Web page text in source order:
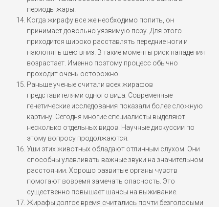
периоды жары.
Когда жирафу все же необходимо попить, он
принимает довольно уязвимую позу. Для этого
приходится широко расставлять передние ноги и
наклонять шею вниз. В такие моменты риск нападения
возрастает. Именно поэтому процесс обычно
проходит очень осторожно.
Раньше ученые считали всех жирафов
представителями одного вида. Современные
генетические исследования показали более сложную
картину. Сегодня многие специалисты выделяют
несколько отдельных видов. Научные дискуссии по
этому вопросу продолжаются.
Уши этих животных обладают отличным слухом. Они
способны улавливать важные звуки на значительном
расстоянии. Хорошо развитые органы чувств
помогают вовремя замечать опасность. Это
существенно повышает шансы на выживание.
Жирафы долгое время считались почти безголосыми